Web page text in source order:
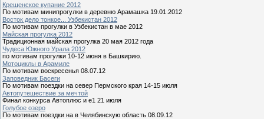
Крещенское купание 2012
По мотивам минипрогулки в деревню Арамашка 19.01.2012
Восток дело тонкое... Узбекистан 2012
По мотивам прогулки в Узбекистан в мае 2012
Майская прогулка 2012
Традиционная майская прогулка 20 мая 2012 года
Чудеса Южного Урала 2012
по мотивам прогулки 10-12 июня в Башкирию.
Мотоциклы в Арамиле
По мотивам воскресенья 08.07.12
Заповедник Басеги
По мотивам поездки на север Пермского края 14-15 июля
Автопутешествие за мечтой
Финал конкурса Автоплюс и е1 21 июля
Голубое озеро
По мотивам поездки на в Челябинскую область 08.09.12